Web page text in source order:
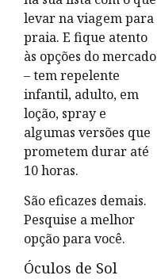
levar na viagem para
praia. E fique atento
às opções do mercado
– tem repelente
infantil, adulto, em
loção, spray e
algumas versões que
prometem durar até
10 horas.
São eficazes demais.
Pesquise a melhor
opção para você.
Óculos de Sol